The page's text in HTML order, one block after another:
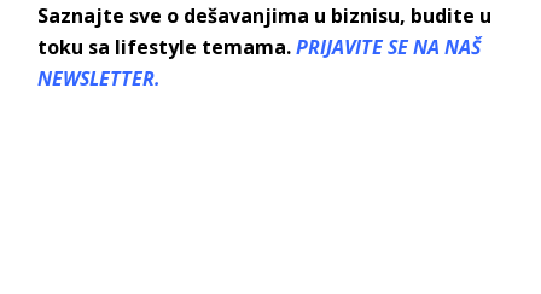
Saznajte sve o dešavanjima u biznisu, budite u
toku sa lifestyle temama.PRIJAVITE SE NA NAŠ
NEWSLETTER.